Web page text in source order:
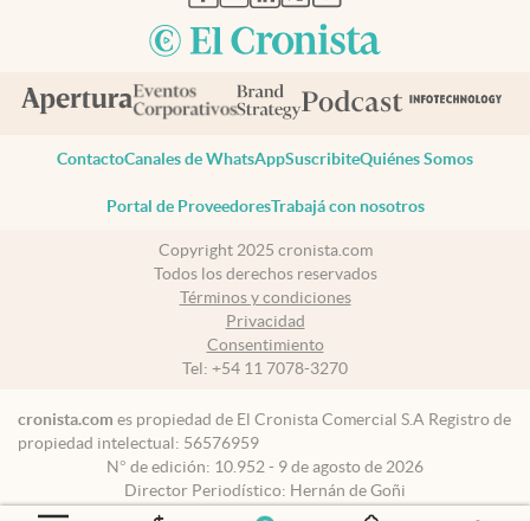
ContactoCanales de WhatsAppSuscribiteQuiénes Somos
Portal de ProveedoresTrabajá con nosotros
Copyright 2025 cronista.com
Todos los derechos reservados
Términos y condiciones
Privacidad
Consentimiento
Tel: +54 11 7078-3270
cronista.com es propiedad de El Cronista Comercial S.A Registro de
propiedad intelectual: 56576959
N° de edición: 10.952 - 9 de agosto de 2026
Director Periodístico: Hernán de Goñi